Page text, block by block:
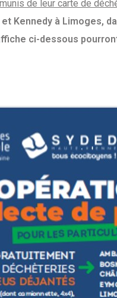
de leur carte de
Kennedy à Limoges,
ci-dessous